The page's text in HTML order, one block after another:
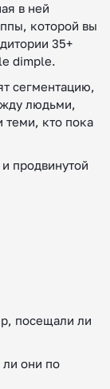
в ней
которой вы
35+
dimple.
сегментацию,
людьми,
теми, кто пока
продвинутой
посещали ли
они по